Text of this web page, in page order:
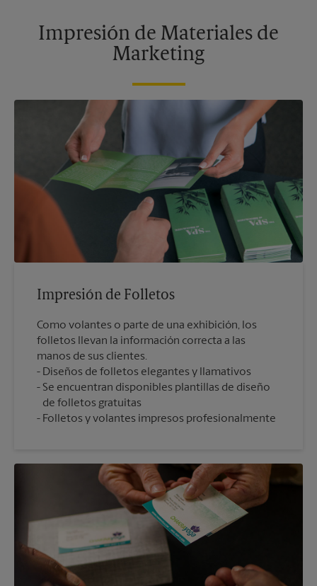
Impresión de Materiales de
Marketing
Impresión de Folletos
Como volantes o parte de una exhibición, los
folletos llevan la información correcta a las
manos de sus clientes.
Diseños de folletos elegantes y llamativos
Se encuentran disponibles plantillas de diseño
de folletos gratuitas
Folletos y volantes impresos profesionalmente